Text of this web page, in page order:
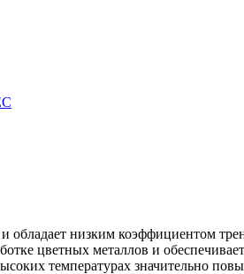
низким коэффициентом
цветных металлов и
температурах значительно